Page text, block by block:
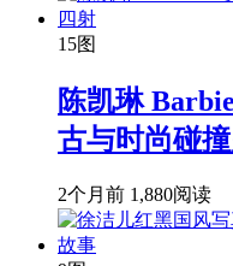
15图
陈凯琳
古与时尚碰
2个月前 1,880阅读